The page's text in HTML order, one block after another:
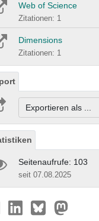
Web of Science
Zitationen: 1
Dimensions
Zitationen: 1
Exportieren als ...
Seitenaufrufe: 103
seit 07.08.2025